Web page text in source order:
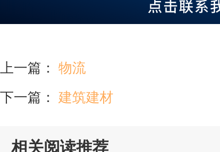
上一篇： 物流
下一篇： 建筑建材
相关阅读推荐